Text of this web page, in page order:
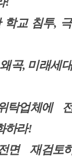
학교 침투,
곡, 미래세
업체에 전
하라!
재검토